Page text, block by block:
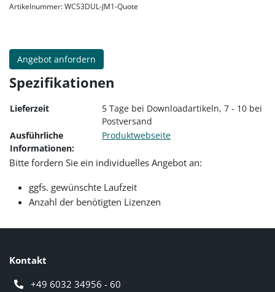
Artikelnummer: WCS3DUL-JM1-Quote
Angebot anfordern
Spezifikationen
Lieferzeit
5 Tage bei Downloadartikeln, 7 - 10 bei
Postversand
Ausführliche
Informationen:
Produktwebseite
Bitte fordern Sie ein individuelles Angebot an:
ggfs. gewünschte Laufzeit
Anzahl der benötigten Lizenzen
Kontakt
+49 6032 34956 - 60